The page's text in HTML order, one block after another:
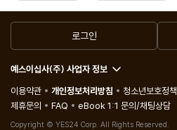
로그인
예스이십사(주) 사업자 정보
이용약관
개인정보처리방침
청소년보호정책
제휴문의
FAQ eBook 1:1 문의/채팅상담
Copyright © YES24 Corp. All Rights Reserved.